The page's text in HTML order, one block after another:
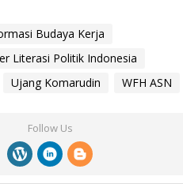
Budaya Kerja
Literasi Politik Indonesia
Ujang Komarudin WFH ASN
Follow Us